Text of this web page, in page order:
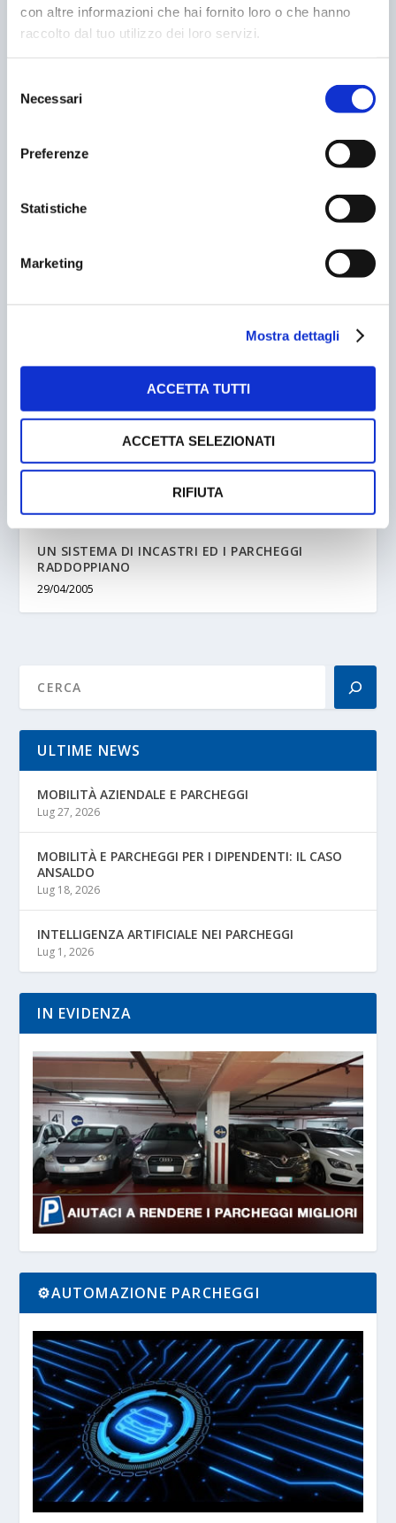
con altre informazioni che hai fornito loro o che hanno
raccolto dal tuo utilizzo dei loro servizi.
delNecessari
Preferenze
Statistiche
Marketing
Mostra dettagli
ACCETTA TUTTI
ACCETTA SELEZIONATI
RIFIUTA
15/03/2013
UN SISTEMA DI INCASTRI ED I PARCHEGGI
RADDOPPIANO
29/04/2005
ULTIME NEWS
MOBILITÀ AZIENDALE E PARCHEGGI
Lug 27, 2026
MOBILITÀ E PARCHEGGI PER I DIPENDENTI: IL CASO
ANSALDO
Lug 18, 2026
INTELLIGENZA ARTIFICIALE NEI PARCHEGGI
Lug 1, 2026
IN EVIDENZA
⚙️AUTOMAZIONE PARCHEGGI